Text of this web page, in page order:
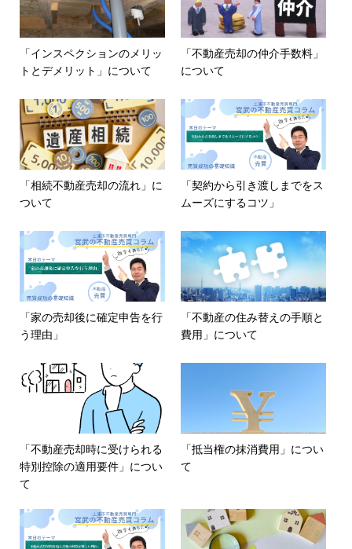
「インスペクションのメリッ
トとデメリット」について
「不動産売却の仲介手数料」
について
「相続不動産売却の流れ」に
ついて
「契約から引き渡しまでをス
ムーズにするコツ」
「家の売却後に確定申告を行
う理由」
「不動産の住み替えの手順と
費用」について
「不動産売却時に受けられる
特別控除の適用要件」につい
て
「抵当権の抹消費用」につい
て